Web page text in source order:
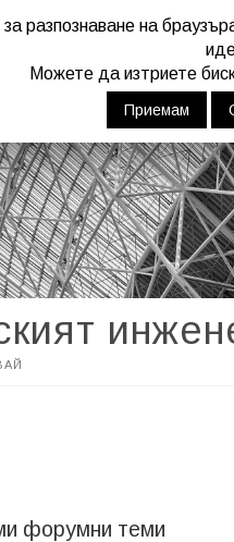
"break". Did you mean to use
форумни теми
разпознаване на
Можете да изтриете
Приемам